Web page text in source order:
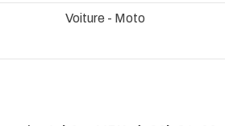
Voiture - Moto